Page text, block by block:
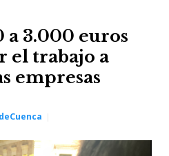
a 3.000 euros
el trabajo a
empresas